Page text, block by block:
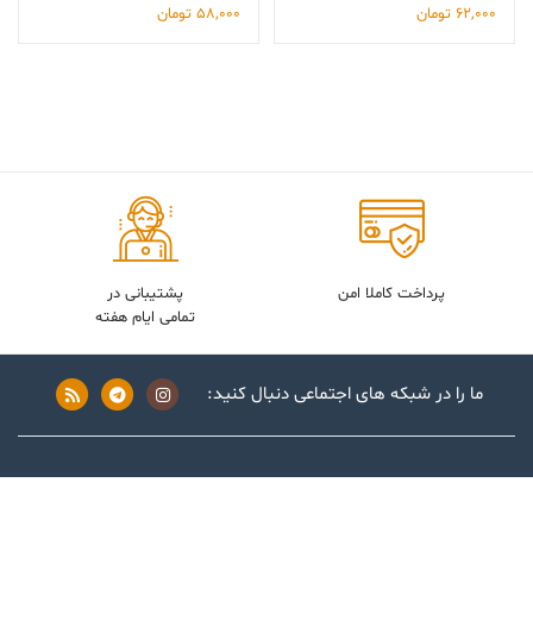
62,000 تومان
58,000 تومان
پرداخت کاملا امن
پشتیبانی در
تمامی ایام هفته
ما را در شبکه های اجتماعی دنبال کنید: